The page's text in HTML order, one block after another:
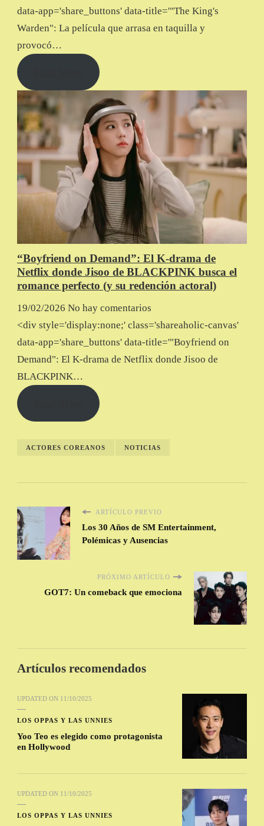
data-app='share_buttons' data-title='"The King's
Warden": La película que arrasa en taquilla y
provocó…
“Boyfriend on Demand”: El K-drama de
Netflix donde Jisoo de BLACKPINK busca el
romance perfecto (y su redención actoral)
19/02/2026 No hay comentarios
<div style='display:none;' class='shareaholic-canvas'
data-app='share_buttons' data-title='"Boyfriend on
Demand": El K-drama de Netflix donde Jisoo de
BLACKPINK…
ACTORES COREANOS NOTICIAS
ARTÍCULO PREVIO
Los 30 Años de SM Entertainment,
Polémicas y Ausencias
PRÓXIMO ARTÍCULO
GOT7: Un comeback que emociona
Artículos recomendados
UPDATED ON 11/10/2025
LOS OPPAS Y LAS UNNIES
Yoo Teo es elegido como protagonista
en Hollywood
UPDATED ON 11/10/2025
LOS OPPAS Y LAS UNNIES